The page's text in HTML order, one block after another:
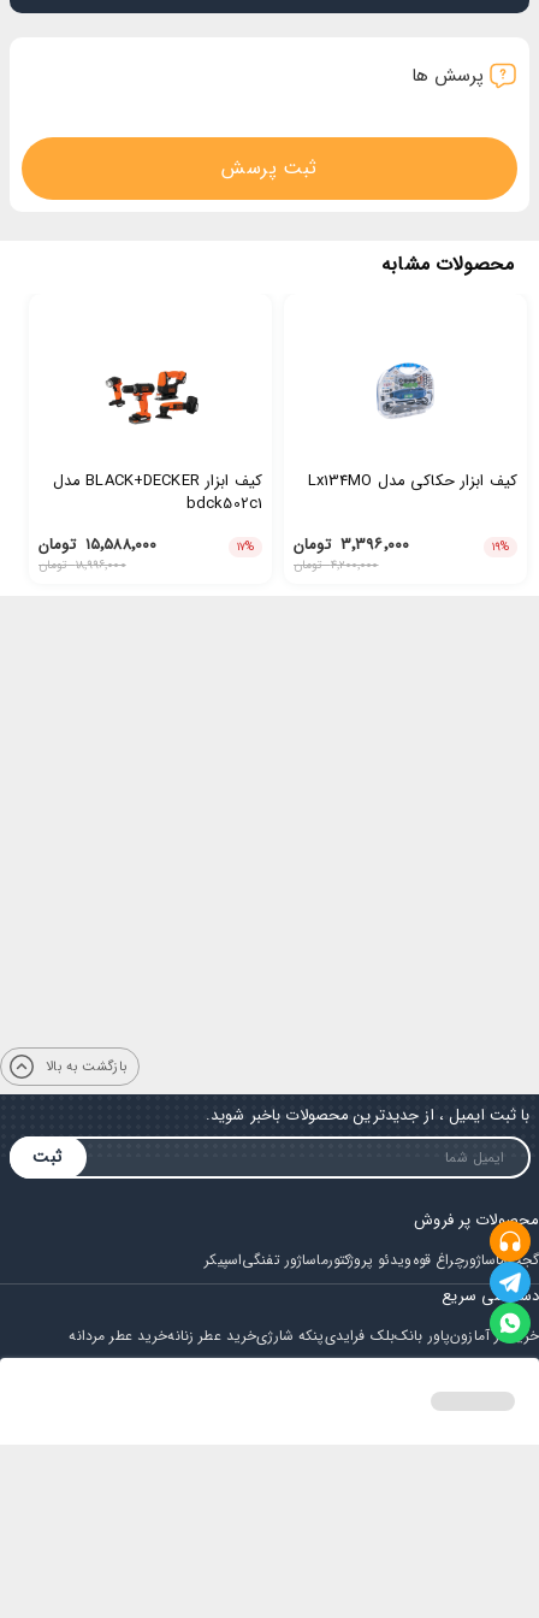
پرسش ها
ثبت پرسش
محصولات مشابه
کیف ابزار حکاکی مدل Lx134MO
۱۹% ۳٬۳۹۶٬۰۰۰ تومان
۴٬۲۰۰٬۰۰۰تومان
کیف ابزار BLACK+DECKER مدل
bdck502c1
۱۷% ۱۵٬۵۸۸٬۰۰۰ تومان
۱۸٬۹۹۶٬۰۰۰تومان
بازگشت به بالا
با ثبت ایمیل ، از جدیدترین محصولات باخبر شوید.
ثبت
محصولات پر فروش
گجتماساژورچراغ قوهویدئو پروژکتورماساژور تفنگیاسپیکر
دسترسی سریع
خرید از آمازونپاور بانکبلک فرایدیپنکه شارژیخرید عطر زنانهخرید عطر مردانه
مجله ایران باباحساب کاربری